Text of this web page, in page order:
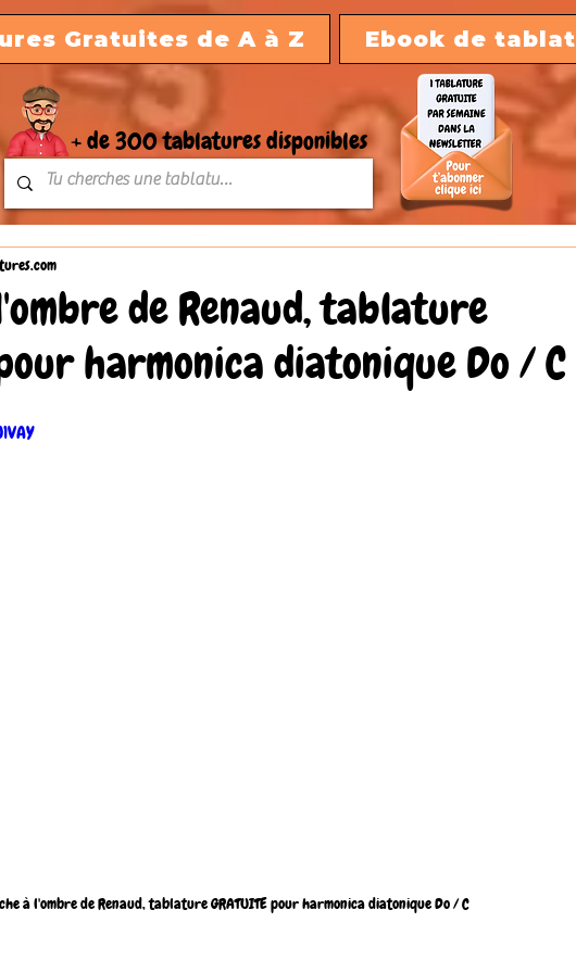
Gratuites de A à Z Ebook de
+ de 300 tablatures disponibles
de Renaud, tablature
pour harmonica diatonique Do / C
à l'ombre de Renaud, tablature GRATUITE pour harmonica diatonique Do / C